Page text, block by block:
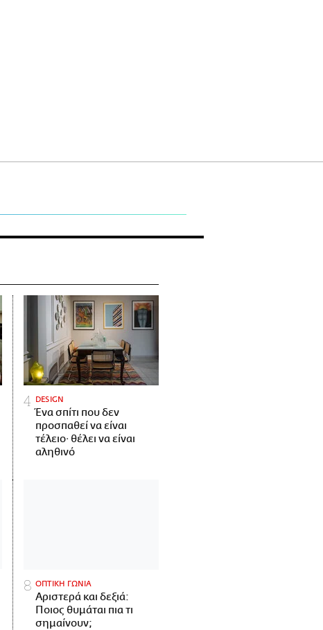
DESIGN
Ένα σπίτι που δεν
προσπαθεί να είναι
τέλειο· θέλει να είναι
αληθινό
ΟΠΤΙΚΗ ΓΩΝΙΑ
Αριστερά και δεξιά:
Ποιος θυμάται πια τι
σημαίνουν;